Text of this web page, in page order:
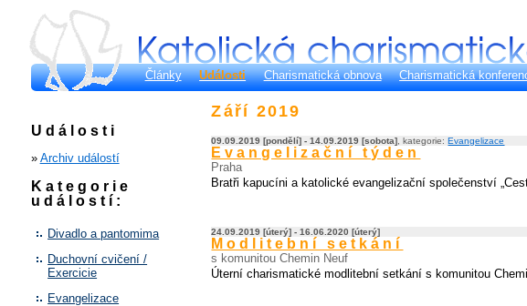
Články Události Charismatická obnova Charismatická
Události
» Archiv událostí
Kategorie
událostí:
Divadlo a pantomima
Duchovní cvičení /
Exercicie
Evangelizace
Září 2019
09.09.2019 [pondělí] - 14.09.2019 [sobota] , kategorie:Evangelizace
Evangelizační týden
Praha
Bratři kapucíni a katolické evangelizační společenství
24.09.2019 [úterý] - 16.06.2020 [úterý]
Modlitební setkání
s komunitou Chemin Neuf
Úterní charismatické modlitební setkání s komunitou